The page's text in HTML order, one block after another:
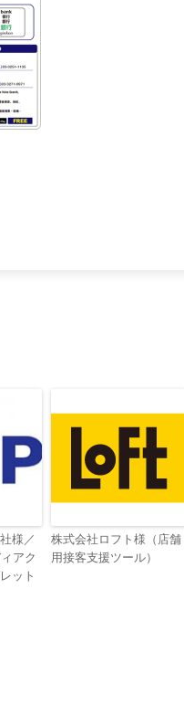
様／
アク
ット
株式会社ロフト様（店舗
用接客支援ツール）